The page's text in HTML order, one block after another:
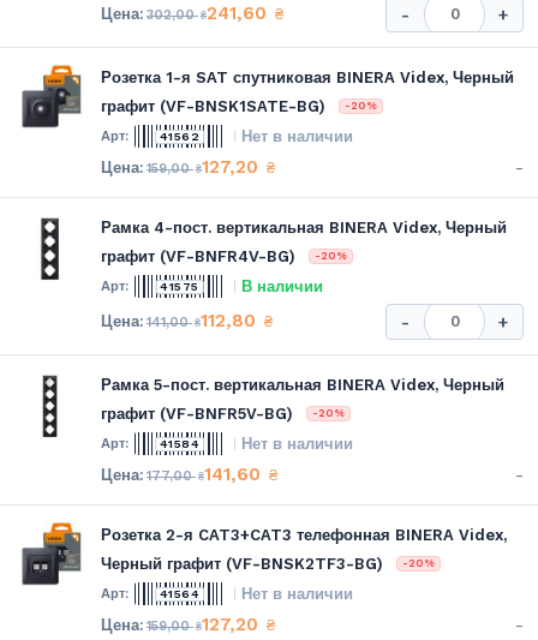
302,00₴241,60 ₴ - +
Розетка 1-я SAT спутниковая BINERA Videx, Черный
графит (VF-BNSK1SATE-BG)
-20%
41562 Нет в наличии
159,00₴127,20 ₴ -
Рамка 4-пост. вертикальная BINERA Videx, Черный
графит (VF-BNFR4V-BG)
-20%
41575 В наличии
141,00₴112,80 ₴ - +
Рамка 5-пост. вертикальная BINERA Videx, Черный
графит (VF-BNFR5V-BG)
-20%
41584 Нет в наличии
177,00₴141,60 ₴ -
Розетка 2-я CAT3+CAT3 телефонная BINERA Videx,
Черный графит (VF-BNSK2TF3-BG)
-20%
41564 Нет в наличии
159,00₴127,20 ₴ -